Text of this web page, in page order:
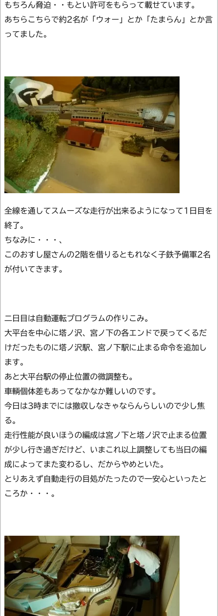
もちろん脅迫・・もとい許可をもらって載せています。
あちらこちらで約2名が「ウォー」とか「たまらん」とか言
ってました。
全線を通してスムーズな走行が出来るようになって1日目を
終了。
ちなみに・・・、
このおすし屋さんの2階を借りるともれなく子鉄予備軍2名
が付いてきます。
二日目は自動運転プログラムの作りこみ。
大平台を中心に塔ノ沢、宮ノ下の各エンドで戻ってくるだ
けだったものに塔ノ沢駅、宮ノ下駅に止まる命令を追加し
ます。
あと大平台駅の停止位置の微調整も。
車輌個体差もあってなかなか難しいのです。
今日は3時までには撤収しなきゃならんらしいので少し焦
る。
走行性能が良いほうの編成は宮ノ下と塔ノ沢で止まる位置
が少し行き過ぎだけど、いまこれ以上調整しても当日の編
成によってまた変わるし、だからやめといた。
とりあえず自動走行の目処がたったので一安心といったと
ころか・・・。